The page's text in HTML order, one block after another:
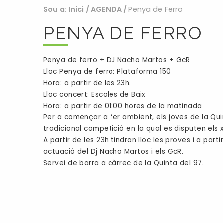
Sou a: Inici /AGENDA /Penya de Ferro
PENYA DE FERRO
Penya de ferro + DJ Nacho Martos + GcR
Lloc Penya de ferro: Plataforma 150
Hora: a partir de les 23h.
Lloc concert: Escoles de Baix
Hora: a partir de 01:00 hores de la matinada
Per a començar a fer ambient, els joves de la
tradicional competició en la qual es disputen els
A partir de les 23h tindran lloc les proves i a
actuació del Dj Nacho Martos i els GcR.
Servei de barra a càrrec de la Quinta del 97.